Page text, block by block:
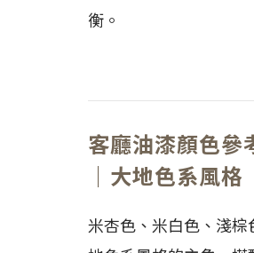
衡。
客廳油漆顏色參
｜大地色系風格
米杏色、米白色、淺棕